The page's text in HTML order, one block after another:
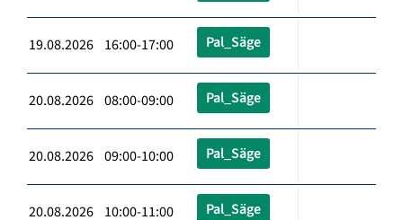
19.08.2026 16:00-17:00 Pal_Säge
20.08.2026 08:00-09:00 Pal_Säge
20.08.2026 09:00-10:00 Pal_Säge
20.08.2026 10:00-11:00 Pal_Säge